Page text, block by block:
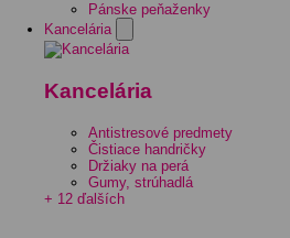
Pánske peňaženky
Kancelária
Kancelária
Antistresové predmety
Čistiace handričky
Držiaky na perá
Gumy, strúhadlá
+ 12 ďalších